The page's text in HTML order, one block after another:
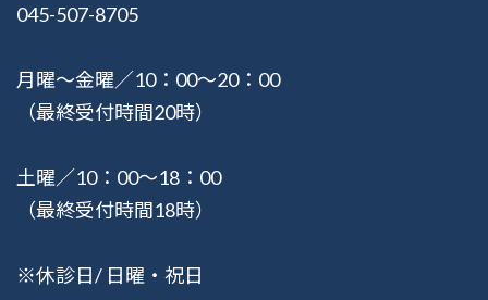
045-507-8705
月曜〜金曜／10：00〜20：00
（最終受付時間20時）
土曜／10：00〜18：00
（最終受付時間18時）
※休診日/ 日曜・祝日